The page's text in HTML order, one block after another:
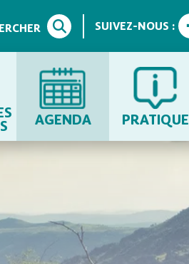
SUIVEZ-NOUS :
AGENDA PRATIQUE